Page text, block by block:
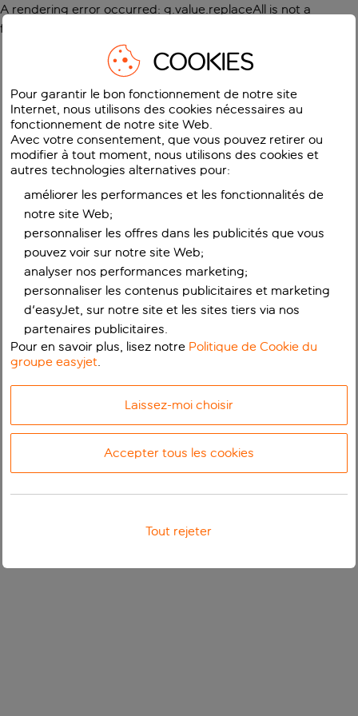
A rendering error occurred: g.value.replaceAll is not a
function
COOKIES
Pour garantir le bon fonctionnement de notre site
Internet, nous utilisons des cookies nécessaires au
fonctionnement de notre site Web.
Avec votre consentement, que vous pouvez retirer ou
modifier à tout moment, nous utilisons des cookies et
autres technologies alternatives pour:
améliorer les performances et les fonctionnalités de
notre site Web;
personnaliser les offres dans les publicités que vous
pouvez voir sur notre site Web;
analyser nos performances marketing;
personnaliser les contenus publicitaires et marketing
d'easyJet, sur notre site et les sites tiers via nos
partenaires publicitaires.
Pour en savoir plus, lisez notre Politique de Cookie du
groupe easyjet.
Laissez-moi choisir
Accepter tous les cookies
Tout rejeter